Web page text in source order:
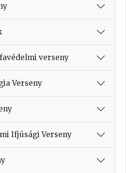
verseny
Verseny
Ifjúsági Verseny